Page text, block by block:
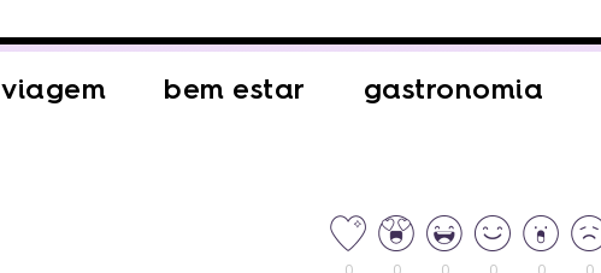
viagem bem estar gastronomia